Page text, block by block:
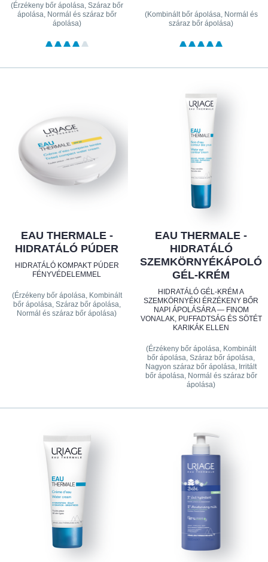
(Érzékeny bőr ápolása, Száraz bőr
ápolása, Normál és száraz bőr
ápolása)
(Kombinált bőr ápolása, Normál és
száraz bőr ápolása)
EAU THERMALE -
HIDRATÁLÓ PÚDER
HIDRATÁLÓ KOMPAKT PÚDER
FÉNYVÉDELEMMEL
(Érzékeny bőr ápolása, Kombinált
bőr ápolása, Száraz bőr ápolása,
Normál és száraz bőr ápolása)
EAU THERMALE -
HIDRATÁLÓ
SZEMKÖRNYÉKÁPOLÓ
GÉL-KRÉM
HIDRATÁLÓ GÉL-KRÉM A
SZEMKÖRNYÉKI ÉRZÉKENY BŐR
NAPI ÁPOLÁSÁRA — FINOM
VONALAK, PUFFADTSÁG ÉS SÖTÉT
KARIKÁK ELLEN
(Érzékeny bőr ápolása, Kombinált
bőr ápolása, Száraz bőr ápolása,
Nagyon száraz bőr ápolása, Irritált
bőr ápolása, Normál és száraz bőr
ápolása)